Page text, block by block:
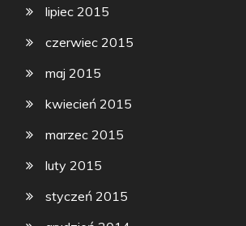
lipiec 2015
czerwiec 2015
maj 2015
kwiecień 2015
marzec 2015
luty 2015
styczeń 2015